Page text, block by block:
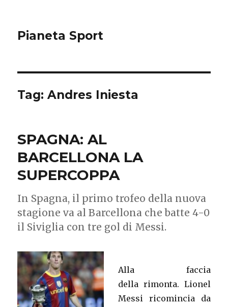
Pianeta Sport
Tag: Andres Iniesta
SPAGNA: AL
BARCELLONA LA
SUPERCOPPA
In Spagna, il primo trofeo della nuova
stagione va al Barcellona che batte 4-0
il Siviglia con tre gol di Messi.
Alla faccia
della rimonta. Lionel
Messi ricomincia da